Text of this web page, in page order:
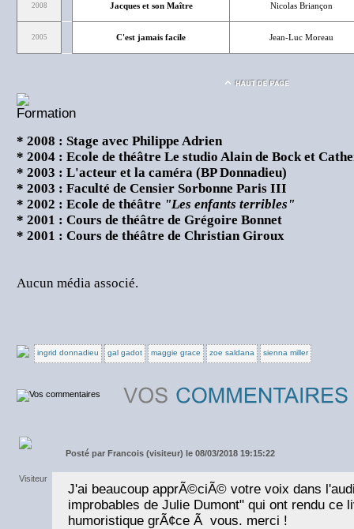
2008 Jacques et son Maître Nicolas Briançon
2005 C'est jamais facile Jean-Luc Moreau
* 2008 : Stage avec Philippe Adrien
* 2004 : Ecole de théâtre Le studio Alain de Bock et
* 2003 : L'acteur et la caméra (BP Donnadieu)
* 2003 : Faculté de Censier Sorbonne Paris III
* 2002 : Ecole de théâtre "Les enfants terribles"
* 2001 : Cours de théâtre de Grégoire Bonnet
* 2001 : Cours de théâtre de Christian Giroux
Aucun média associé.
ingrid donnadieu gal gadot maggie grace zoe saldana sienna miller
Posté par Francois (visiteur) le 08/03/2018 19:15:22
J'ai beaucoup apprÃ©ciÃ© votre voix dans
improbables de Julie Dumont" qui ont rendu ce
humoristique grÃ¢ce Ã vous. merci !